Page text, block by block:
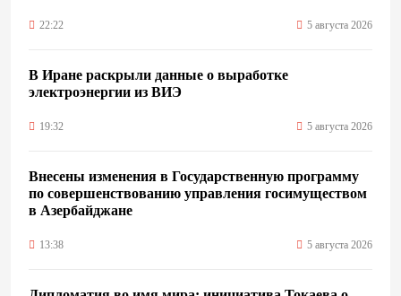
22:22 5 августа 2026
В Иране раскрыли данные о выработке
электроэнергии из ВИЭ
19:32 5 августа 2026
Внесены изменения в Государственную программу
по совершенствованию управления госимуществом
в Азербайджане
13:38 5 августа 2026